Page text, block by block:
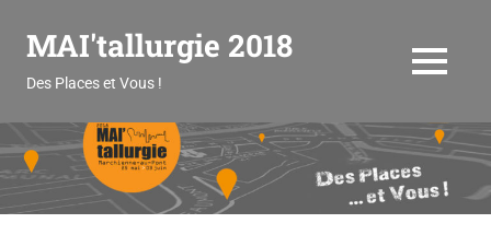
MAI'tallurgie 2018
Des Places et Vous ! MENU